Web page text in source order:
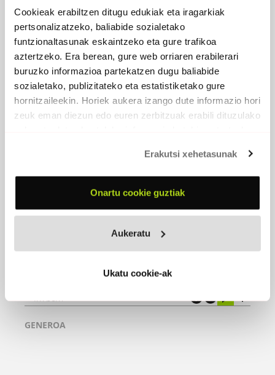
Cookieak erabiltzen ditugu edukiak eta iragarkiak
pertsonalizatzeko, baliabide sozialetako
funtzionaltasunak eskaintzeko eta gure trafikoa
aztertzeko. Era berean, gure web orriaren erabilerari
buruzko informazioa partekatzen dugu baliabide
sozialetako, publizitateko eta estatistiketako gure
hornitzaileekin. Horiek aukera izango dute informazio hori
zeuk eman diezun edo euren zerbitzuak erabili dituzulako
Erakutsi xehetasunak
Onartu cookie guztiak
Aukeratu
Ukatu cookie-ak
IRRI BERRI
Irri berri
GENEROA